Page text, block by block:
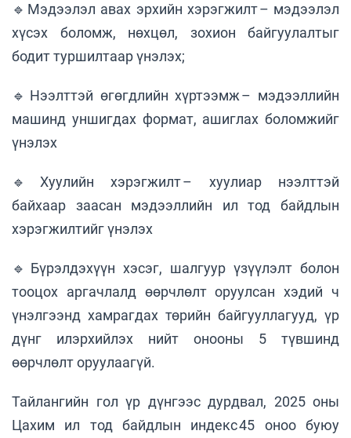
🔹Мэдээлэл авах эрхийн хэрэгжилт – мэдээлэл
хүсэх боломж, нөхцөл, зохион байгуулалтыг
бодит туршилтаар үнэлэх;
🔹Нээлттэй өгөгдлийн хүртээмж – мэдээллийн
машинд уншигдах формат, ашиглах боломжийг
үнэлэх
🔹Хуулийн хэрэгжилт – хуулиар нээлттэй
байхаар заасан мэдээллийн ил тод байдлын
хэрэгжилтийг үнэлэх
🔹Бүрэлдэхүүн хэсэг, шалгуур үзүүлэлт болон
тооцох аргачлалд өөрчлөлт оруулсан хэдий ч
үнэлгээнд хамрагдах төрийн байгууллагууд, үр
дүнг илэрхийлэх нийт онооны 5 түвшинд
өөрчлөлт оруулаагүй.
Тайлангийн гол үр дүнгээс дурдвал, 2025 оны
Цахим ил тод байдлын индекс 45 оноо буюу